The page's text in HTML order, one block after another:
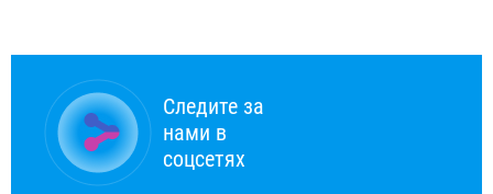
Следите за
нами в
соцсетях